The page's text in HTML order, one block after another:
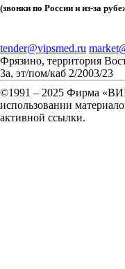
(звонки по России и из-за
tender@vipsmed.ru
Фрязино, территория
3а, эт/пом/каб 2/2003/23
©1991 – 2025 Фирма
использовании
активной ссылки.